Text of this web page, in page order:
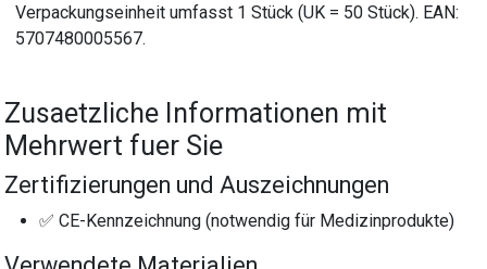
Verpackungseinheit umfasst 1 Stück (UK = 50 Stück). EAN:
5707480005567.
Zusaetzliche Informationen mit
Mehrwert fuer Sie
Zertifizierungen und Auszeichnungen
✅ CE-Kennzeichnung (notwendig für Medizinprodukte)